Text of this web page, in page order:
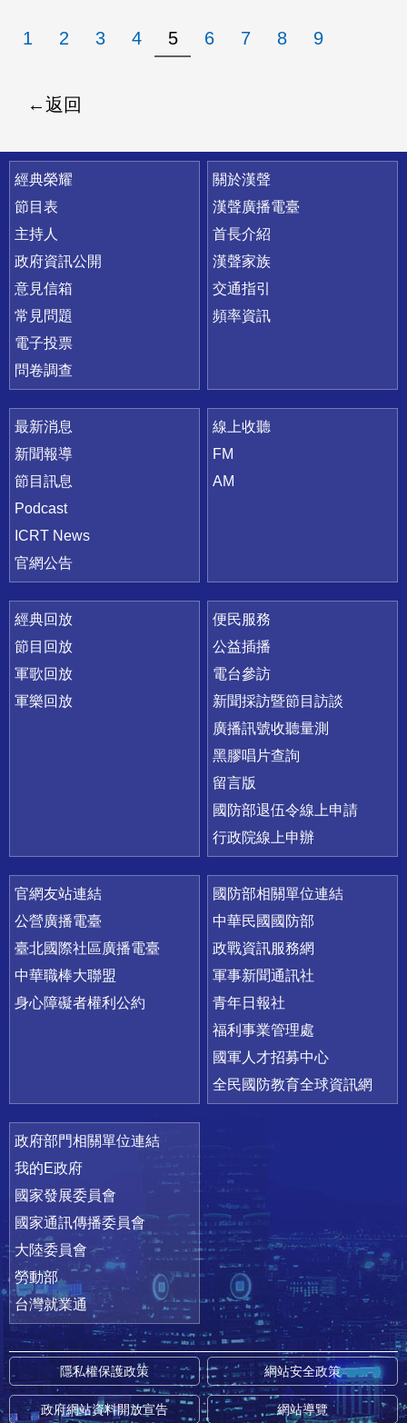
1 2 3 4 5 6 7 8 9
返回
快速連結
經典榮耀
節目表
主持人
政府資訊公開
意見信箱
常見問題
電子投票
問卷調查
關於漢聲
漢聲廣播電臺
首長介紹
漢聲家族
交通指引
頻率資訊
最新消息
新聞報導
節目訊息
Podcast
ICRT News
官網公告
線上收聽
FM
AM
經典回放
節目回放
軍歌回放
軍樂回放
便民服務
公益插播
電台參訪
新聞採訪暨節目訪談
廣播訊號收聽量測
黑膠唱片查詢
留言版
國防部退伍令線上申請
行政院線上申辦
官網友站連結
公營廣播電臺
臺北國際社區廣播電臺
中華職棒大聯盟
身心障礙者權利公約
國防部相關單位連結
中華民國國防部
政戰資訊服務網
軍事新聞通訊社
青年日報社
福利事業管理處
國軍人才招募中心
全民國防教育全球資訊網
政府部門相關單位連結
我的E政府
國家發展委員會
國家通訊傳播委員會
大陸委員會
勞動部
台灣就業通
隱私權保護政策 網站安全政策
政府網站資料開放宣告 網站導覽